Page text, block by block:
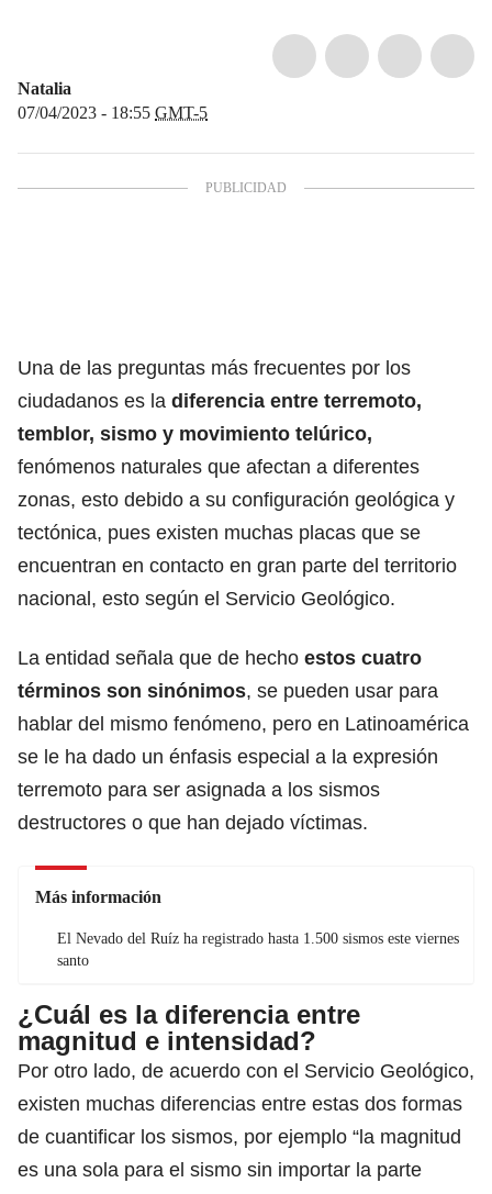
Natalia
07/04/2023 - 18:55 GMT-5
Una de las preguntas más frecuentes por los
ciudadanos es la diferencia entre terremoto,
temblor, sismo y movimiento telúrico,
fenómenos naturales que afectan a diferentes
zonas, esto debido a su configuración geológica y
tectónica, pues existen muchas placas que se
encuentran en contacto en gran parte del territorio
nacional, esto según el Servicio Geológico.
La entidad señala que de hecho estos cuatro
términos son sinónimos, se pueden usar para
hablar del mismo fenómeno, pero en Latinoamérica
se le ha dado un énfasis especial a la expresión
terremoto para ser asignada a los sismos
destructores o que han dejado víctimas.
Más información
El Nevado del Ruíz ha registrado hasta 1.500 sismos este viernes
santo
¿Cuál es la diferencia entre
magnitud e intensidad?
Por otro lado, de acuerdo con el Servicio Geológico,
existen muchas diferencias entre estas dos formas
de cuantificar los sismos, por ejemplo “la magnitud
es una sola para el sismo sin importar la parte